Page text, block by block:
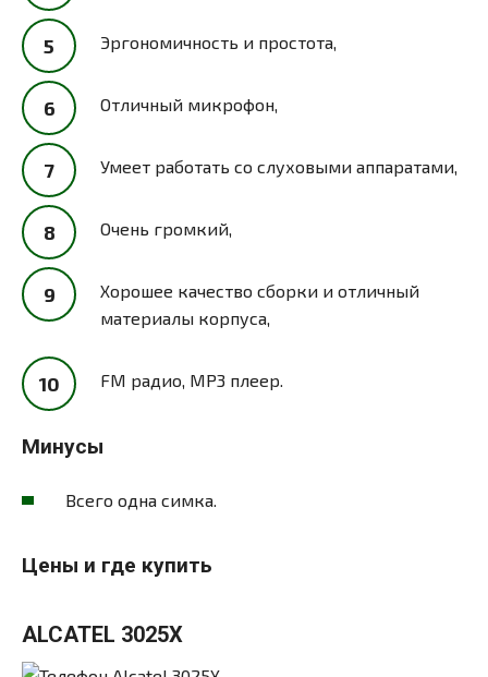
Эргономичность и простота,
Отличный микрофон,
Умеет работать со слуховыми аппаратами,
Очень громкий,
Хорошее качество сборки и отличный
материалы корпуса,
FM радио, MP3 плеер.
Минусы
Всего одна симка.
Цены и где купить
ALCATEL 3025X